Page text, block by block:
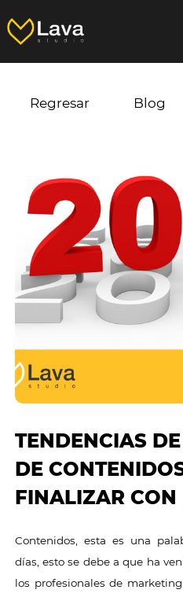
Regresar Blog
TENDENCIAS
DE
FINALIZAR CON
Contenidos, esta es una
días, esto se debe a que ha
los profesionales de